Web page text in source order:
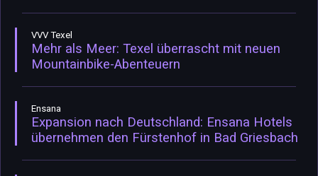
VVV Texel
Mehr als Meer: Texel überrascht mit neuen
Mountainbike-Abenteuern
Ensana
Expansion nach Deutschland: Ensana Hotels
übernehmen den Fürstenhof in Bad Griesbach